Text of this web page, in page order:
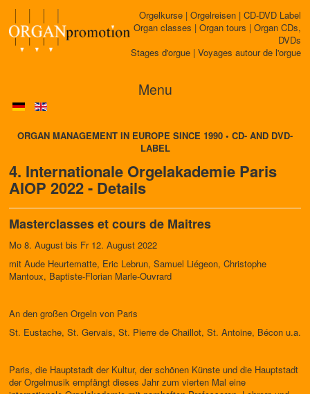
Orgelkurse | Orgelreisen | CD-DVD Label
Organ classes | Organ tours | Organ CDs,
DVDs
Stages d'orgue | Voyages autour de l'orgue
Menu
ORGAN MANAGEMENT IN EUROPE SINCE 1990 • CD- AND DVD-
LABEL
4. Internationale Orgelakademie Paris
AIOP 2022 - Details
Masterclasses et cours de Maitres
Mo 8. August bis Fr 12. August 2022
mit Aude Heurtematte, Eric Lebrun, Samuel Liégeon, Christophe
Mantoux, Baptiste-Florian Marle-Ouvrard
An den großen Orgeln von Paris
St. Eustache, St. Gervais, St. Pierre de Chaillot, St. Antoine, Bécon u.a.
Paris, die Hauptstadt der Kultur, der schönen Künste und die Hauptstadt
der Orgelmusik empfängt dieses Jahr zum vierten Mal eine